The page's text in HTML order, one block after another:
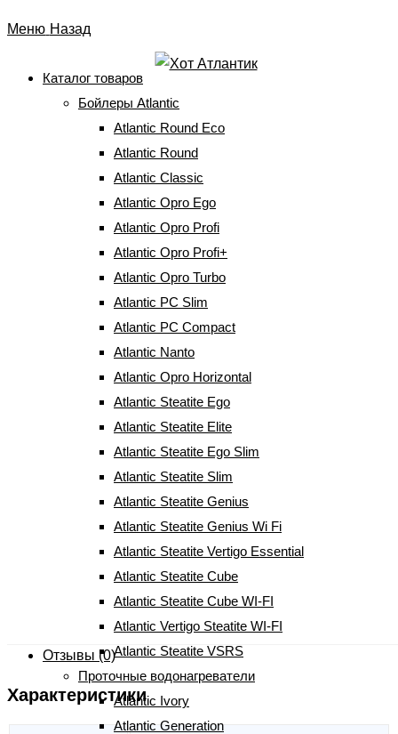
Меню Назад
Каталог товаров
Бойлеры Atlantic
Atlantic Round Eco
Atlantic Round
Atlantic Classic
Atlantic Opro Ego
Atlantic Opro Profi
Atlantic Opro Profi+
Atlantic Opro Turbo
Atlantic PC Slim
Atlantic PC Compact
Atlantic Nanto
Atlantic Opro Horizontal
Atlantic Steatite Ego
Atlantic Steatite Elite
Atlantic Steatite Ego Slim
Atlantic Steatite Slim
Atlantic Steatite Genius
Atlantic Steatite Genius Wi Fi
Atlantic Steatite Vertigo Essential
Atlantic Steatite Cube
Atlantic Steatite Cube WI-FI
Atlantic Vertigo Steatite WI-FI
Atlantic Steatite VSRS
Проточные водонагреватели
Atlantic Ivory
Atlantic Generation
Анод магниевый MA 20518
M6 Atl (мокрые ТЭНы 10-
магниевый MA 20518 M6 Atl (мокрые ТЭНы 10-50л)
Анод магниевый MA 20518 M6 Atl
(мокрые ТЭНы 10-50л)
грн
(мокрые
+
Характеристики
Отзывы (0)
Характеристики